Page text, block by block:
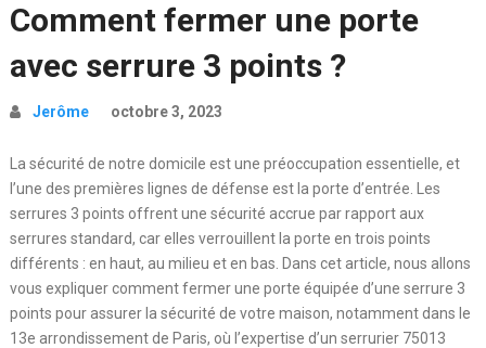
Comment fermer une porte
avec serrure 3 points ?
Jerôme octobre 3, 2023
La sécurité de notre domicile est une préoccupation essentielle, et
l’une des premières lignes de défense est la porte d’entrée. Les
serrures 3 points offrent une sécurité accrue par rapport aux
serrures standard, car elles verrouillent la porte en trois points
différents : en haut, au milieu et en bas. Dans cet article, nous allons
vous expliquer comment fermer une porte équipée d’une serrure 3
points pour assurer la sécurité de votre maison, notamment dans le
13e arrondissement de Paris, où l’expertise d’un serrurier 75013